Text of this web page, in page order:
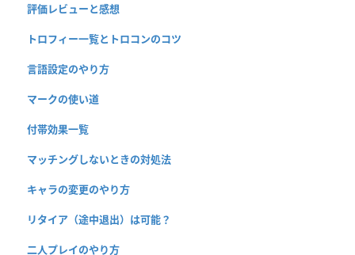
評価レビューと感想
トロフィー一覧とトロコンのコツ
言語設定のやり方
マークの使い道
付帯効果一覧
マッチングしないときの対処法
キャラの変更のやり方
リタイア（途中退出）は可能？
二人プレイのやり方